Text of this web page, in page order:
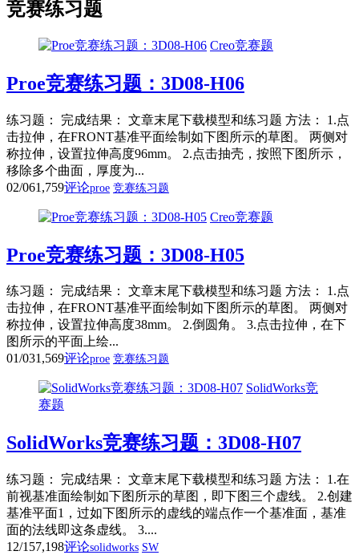
竞赛练习题
Creo竞赛题
Proe竞赛练习题：3D08-H06
练习题： 完成结果： 文章末尾下载模型和练习题 方法： 1.点
击拉伸，在FRONT基准平面绘制如下图所示的草图。 两侧对
称拉伸，设置拉伸高度96mm。 2.点击抽壳，按照下图所示，
移除多个曲面，厚度为...
02/061,759评论proe 竞赛练习题
Creo竞赛题
Proe竞赛练习题：3D08-H05
练习题： 完成结果： 文章末尾下载模型和练习题 方法： 1.点
击拉伸，在FRONT基准平面绘制如下图所示的草图。 两侧对
称拉伸，设置拉伸高度38mm。 2.倒圆角。 3.点击拉伸，在下
图所示的平面上绘...
01/031,569评论proe 竞赛练习题
SolidWorks竞
赛题
SolidWorks竞赛练习题：3D08-H07
练习题： 完成结果： 文章末尾下载模型和练习题 方法： 1.在
前视基准面绘制如下图所示的草图，即下图三个虚线。 2.创建
基准平面1，过如下图所示的虚线的端点作一个基准面，基准
面的法线即这条虚线。 3....
12/157,198评论solidworks SW